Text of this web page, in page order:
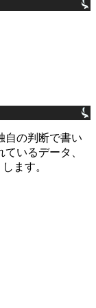
自の判断で書い
いるデータ、
ます。